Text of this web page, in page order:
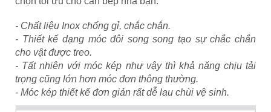
- Chất liệu Inox chống gỉ, chắc chắn.
- Thiết kế dạng móc đôi song song tạo sự chắc chắn
cho vật được treo.
- Tất nhiên với móc kép như vậy thì khả năng chịu tải
trọng cũng lớn hơn móc đơn thông thường.
- Móc kép thiết kế đơn giản rất dễ lau chùi vệ sinh.